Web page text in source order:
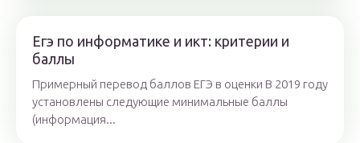
Егэ по информатике и икт: критерии и
баллы
Примерный перевод баллов ЕГЭ в оценки В 2019 году
установлены следующие минимальные баллы
(информация...